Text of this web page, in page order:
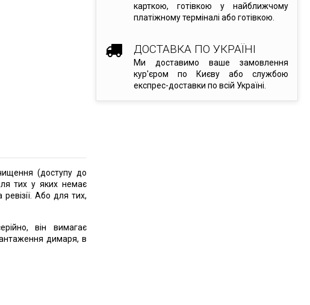
карткою, готівкою у найближчому
платіжному терміналі або готівкою.
ДОСТАВКА ПО УКРАЇНІ
Ми доставимо ваше замовлення
кур'єром по Києву або службою
експрес-доставки по всій Україні.
(доступу до
тих у яких немає
Або для тих,
він вимагає
димаря, в